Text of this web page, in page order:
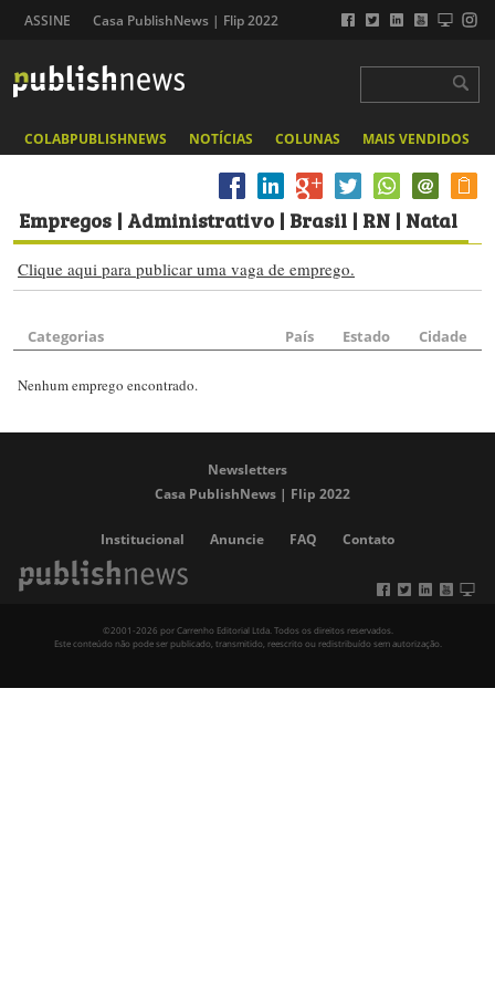
ASSINE Casa PublishNews | Flip 2022
COLABPUBLISHNEWS NOTÍCIAS COLUNAS MAIS VENDIDOS
Empregos | Administrativo | Brasil | RN | Natal
Clique aqui para publicar uma vaga de emprego.
Categorias País Estado Cidade
Nenhum emprego encontrado.
Newsletters
Casa PublishNews | Flip 2022
Institucional Anuncie FAQ Contato
©2001-2026 por Carrenho Editorial Ltda. Todos os direitos reservados.
Este conteúdo não pode ser publicado, transmitido, reescrito ou redistribuído sem autorização.